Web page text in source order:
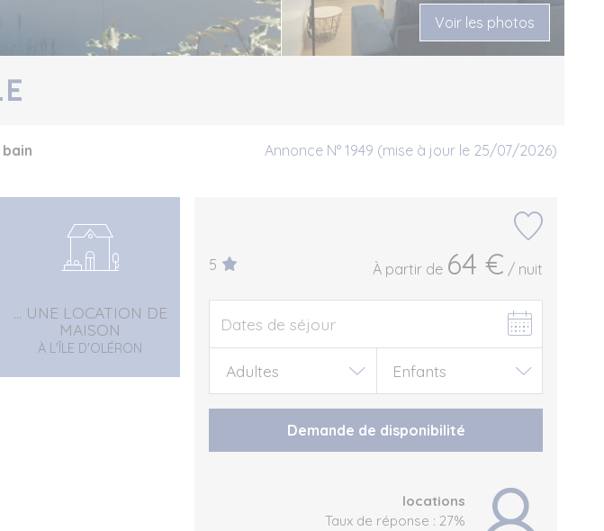
Voir les photos
bain Annonce N° 1949 (mise à jour le 25/07/2026)
5 À partir de 64 € / nuit
Demande de disponibilité
locations
Taux de réponse : 27%
... UNE LOCATION DE
MAISON
À L'ÎLE D'OLÉRON